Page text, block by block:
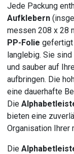
Jede Packung
Aufklebern
messen 208 x 28
PP-Folie gefertigt
langlebig. Sie
und sauber auf
aufbringen. Die
eine dauerhafte
Die
bieten eine
Organisation Ihrer
Die